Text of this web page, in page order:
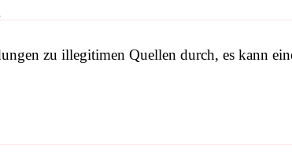
zu illegitimen Quellen durch, es kann